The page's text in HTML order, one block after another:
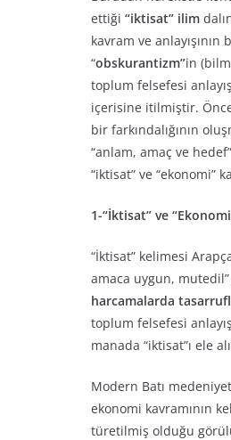
ettiği “iktisat” ilim
kavram ve
“obskurantizm”in
toplum felsefesi
içerisine itilmiştir.
bir farkındalığının
“anlam, amaç ve
“iktisat” ve “ekonomi”
1-“İktisat” ve
“İktisat” kelimesi
amaca uygun,
harcamalarda
toplum felsefesi
manada “iktisat”ı ele
Modern Batı
ekonomi kavramının
türetilmiş olduğu